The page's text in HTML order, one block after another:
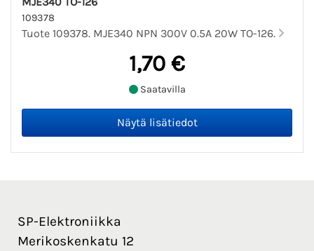
109378
Tuote 109378. MJE340 NPN 300V 0.5A 20W TO-126.
1,70 €
Saatavilla
SP-Elektroniikka
Merikoskenkatu 12